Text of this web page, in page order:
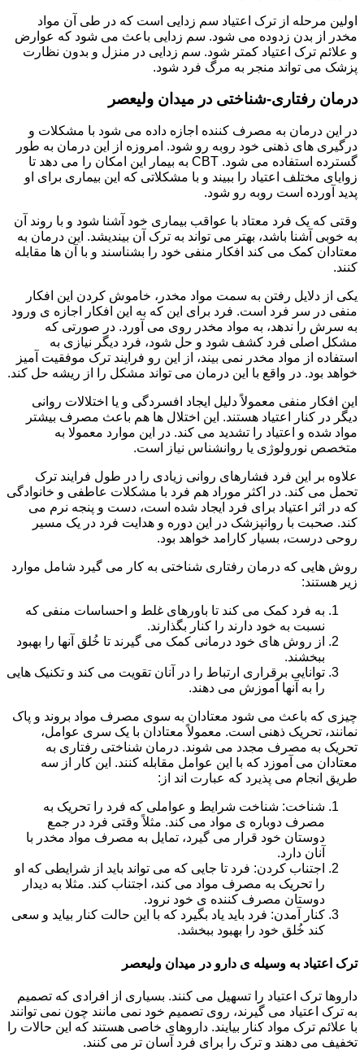
اولین مرحله از ترک اعتیاد سم زدایی است که در طی آن مواد
مخدر از بدن زدوده می شود. سم زدایی باعث می شود که عوارض
و علائم ترک اعتیاد کمتر شود. سم زدایی در منزل و بدون نظارت
پزشک می تواند منجر به مرگ فرد شود.
درمان رفتاری-شناختی در میدان ولیعصر
در این درمان به مصرف کننده اجازه داده می شود با مشکلات و
درگیری های ذهنی خود روبه رو شود. امروزه از این درمان به طور
گسترده استفاده می شود. CBT به بیمار این امکان را می دهد تا
زوایای مختلف اعتیاد را ببیند و با مشکلاتی که این بیماری برای او
پدید آورده است روبه رو شود.
وقتی که یک فرد معتاد با عواقب بیماری خود آشنا شود و با روند آن
به خوبی آشنا باشد، بهتر می تواند به ترک آن بیندیشد. این درمان به
معتادان کمک می کند افکار منفی خود را بشناسند و با آن ها مقابله
کنند.
یکی از دلایل رفتن به سمت مواد مخدر، خاموش کردن این افکار
منفی در سر فرد است. فرد برای این که به این افکار اجازه ی ورود
به سرش را ندهد، به مواد مخدر روی می آورد. در صورتی که
مشکل اصلی فرد کشف شود و حل شود، فرد دیگر نیازی به
استفاده از مواد مخدر نمی بیند، از این رو فرایند ترک موفقیت آمیز
خواهد بود. در واقع با این درمان می تواند مشکل را از ریشه حل کند.
این افکار منفی معمولاً دلیل ایجاد افسردگی و یا اختلالات روانی
دیگر در کنار اعتیاد هستند. این اختلال ها هم باعث مصرف بیشتر
مواد شده و اعتیاد را تشدید می کند. در این موارد معمولا به
متخصص نورولوژی یا روانشناس نیاز است.
علاوه بر این فرد فشارهای روانی زیادی را در طول فرایند ترک
تحمل می کند. در اکثر موراد هم فرد با مشکلات عاطفی و خانوادگی
که در اثر اعتیاد برای فرد ایجاد شده است، دست و پنجه نرم می
کند. صحبت با روانپزشک در این دوره و هدایت فرد در یک مسیر
روحی درست، بسیار کارامد خواهد بود.
روش هایی که درمان رفتاری شناختی به کار می گیرد شامل موارد
زیر هستند:
به فرد کمک می کند تا باورهای غلط و احساسات منفی که
نسبت به خود دارند را کنار بگذارند.
از روش های خود درمانی کمک می گیرند تا خُلق آنها را بهبود
ببخشند.
توانایی برقراری ارتباط را در آنان تقویت می کند و تکنیک هایی
را به آنها آموزش می دهند.
چیزی که باعث می شود معتادان به سوی مصرف مواد بروند و پاک
نمانند، تحریک ذهنی است. معمولاً معتادان با یک سری عوامل،
تحریک به مصرف مجدد می شوند. درمان شناختی رفتاری به
معتادان می آموزد که با این عوامل مقابله کنند. این کار از سه
طریق انجام می پذیرد که عبارت اند از:
شناخت: شناخت شرایط و عواملی که فرد را تحریک به
مصرف دوباره ی مواد می کند. مثلاً وقتی فرد در جمع
دوستان خود قرار می گیرد، تمایل به مصرف مواد مخدر با
آنان دارد.
اجتناب کردن: فرد تا جایی که می تواند باید از شرایطی که او
را تحریک به مصرف مواد می کند، اجتناب کند. مثلا به دیدار
دوستان مصرف کننده ی خود نرود.
کنار آمدن: فرد باید یاد بگیرد که با این حالت کنار بیاید و سعی
کند خُلق خود را بهبود ببخشد.
ترک اعتیاد به وسیله ی دارو در میدان ولیعصر
داروها ترک اعتیاد را تسهیل می کنند. بسیاری از افرادی که تصمیم
به ترک اعتیاد می گیرند، روی تصمیم خود نمی مانند چون نمی توانند
با علائم ترک مواد کنار بیایند. داروهای خاصی هستند که این حالات را
تخفیف می دهند و ترک را برای فرد آسان تر می کنند.